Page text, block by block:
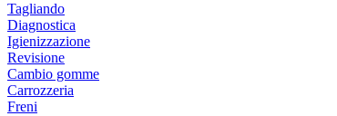
Tagliando
Diagnostica
Igienizzazione
Revisione
Cambio gomme
Carrozzeria
Freni